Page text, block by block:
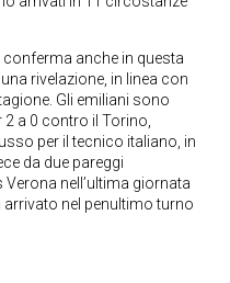
anche in questa
rivelazione, in linea con
Gli emiliani sono
a 0 contro il Torino,
per il tecnico italiano, in
da due pareggi
nell’ultima giornata
nel penultimo turno